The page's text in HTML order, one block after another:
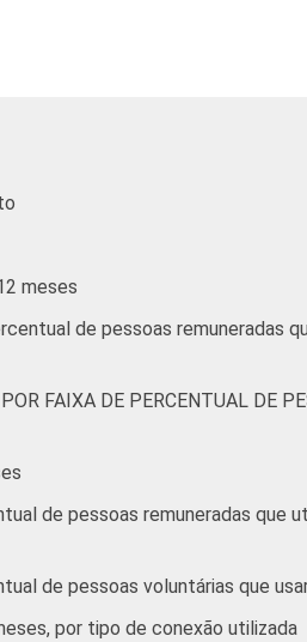
meses
de pessoas remuneradas
FAIXA DE PERCENTUAL DE
de pessoas remuneradas que
de pessoas voluntárias que
por tipo de conexão utilizada